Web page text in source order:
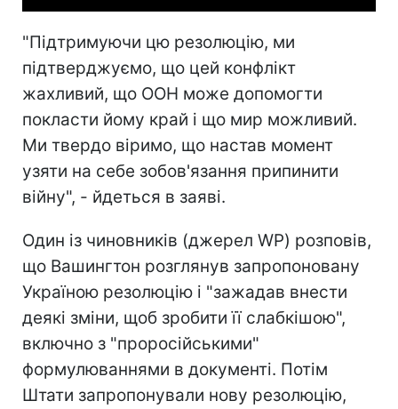
"Підтримуючи цю резолюцію, ми
підтверджуємо, що цей конфлікт
жахливий, що ООН може допомогти
покласти йому край і що мир можливий.
Ми твердо віримо, що настав момент
узяти на себе зобов'язання припинити
війну", - йдеться в заяві.
Один із чиновників (джерел WP) розповів,
що Вашингтон розглянув запропоновану
Україною резолюцію і "зажадав внести
деякі зміни, щоб зробити її слабкішою",
включно з "проросійськими"
формулюваннями в документі. Потім
Штати запропонували нову резолюцію,